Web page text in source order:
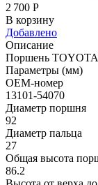
2 700 Р
В корзину
Добавлено
Описание
Поршень TOYOTA
Параметры (мм)
OEM-номер
13101-54070
Диаметр поршня
92
Диаметр пальца
27
Общая высота
86.2